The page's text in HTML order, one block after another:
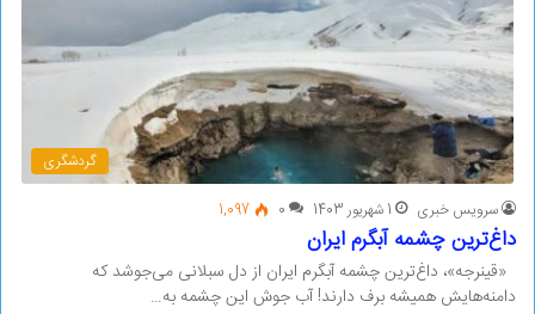
گردشگری
سرویس خبری 1 شهریور 1403 0
1,097
داغ‌ترین چشمه آبگرم ایران
«قینرجه»، داغ‌ترین چشمه آبگرم ایران از دل سبلانی می‌جوشد که
دامنه‌هایش همیشه برف دارند! آب جوش این چشمه به…